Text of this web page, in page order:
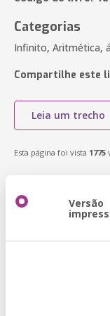
Categorias
Infinito, Aritmética,
Compartilhe este
Leia um trecho
Esta página foi vista 1775
Versão